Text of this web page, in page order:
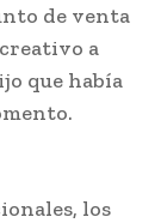
de venta
a
que había
los